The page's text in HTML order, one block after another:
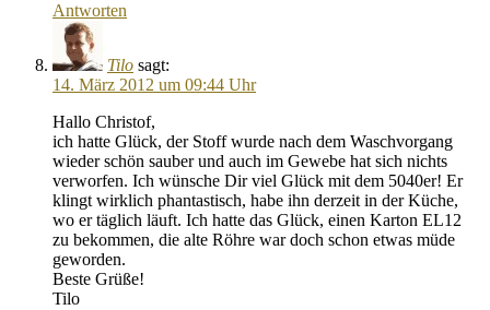
Antworten
Tilo sagt:
14. März 2012 um 09:44 Uhr
Hallo Christof,
ich hatte Glück, der Stoff wurde nach dem Waschvorgang
wieder schön sauber und auch im Gewebe hat sich nichts
verworfen. Ich wünsche Dir viel Glück mit dem 5040er! Er
klingt wirklich phantastisch, habe ihn derzeit in der Küche,
wo er täglich läuft. Ich hatte das Glück, einen Karton EL12
zu bekommen, die alte Röhre war doch schon etwas müde
geworden.
Beste Grüße!
Tilo